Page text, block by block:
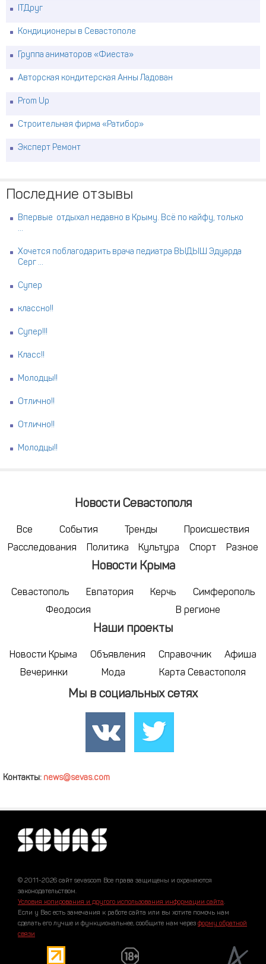
ITДруг
Кондиционеры в Севастополе
Группа аниматоров «Фиеста»
Авторская кондитерская Анны Ладован
Prom Up
Строительная фирма «Ратибор»
Эксперт Ремонт
Последние отзывы
Впервые отдыхал недавно в Крыму. Всё по кайфу, только
...
Хочется поблагодарить врача педиатра ВЫДЫШ Эдуарда
Серг ...
Супер
классно!!
Супер!!!
Класс!!
Молодцы!!
Отлично!!
Отлично!!
Молодцы!!
Новости Севастополя
Все События Тренды
Происшествия
Расследования
Политика Культура Спорт Разное
Новости Крыма
Севастополь Евпатория Керчь
Симферополь
Феодосия
В регионе
Наши проекты
Новости Крыма Объявления Справочник
Афиша
Вечеринки
Мода Карта Севастополя
Мы в социальных сетях
Контакты: news@sevas.com
© 2011-2026 сайт sevascom Все права защищены и охраняются
законодательством.
Условия копирования и другого использования информации сайта.
Если у Вас есть замечания к работе сайта или вы хотите помочь нам
сделать его лучше и функциональнее, сообщите нам через форму обратной
связи